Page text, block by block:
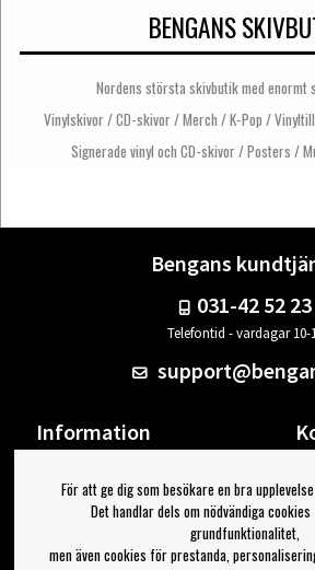
BENGANS
Nordens största skivbutik med enormt
Vinylskivor / CD-skivor / Merch / K-Pop /
Signerade vinyl och CD-skivor / Posters /
Bengans
031-42 52 23
Telefontid - vardagar 10-
Information
Om Bengans
FAQ / Köp- & Leveransvillkor
För att ge dig som besökare en bra
Det handlar dels om nödvändiga
grundfunktionalitet,
men även cookies för prestanda,